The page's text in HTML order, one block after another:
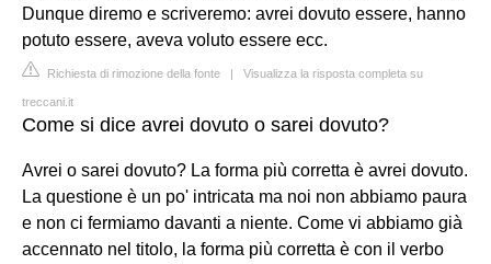
Dunque diremo e scriveremo: avrei dovuto essere, hanno
potuto essere, aveva voluto essere ecc.
Richiesta di rimozione della fonte | Visualizza la risposta completa su
treccani.it
Come si dice avrei dovuto o sarei dovuto?
Avrei o sarei dovuto? La forma più corretta è avrei dovuto.
La questione è un po' intricata ma noi non abbiamo paura
e non ci fermiamo davanti a niente. Come vi abbiamo già
accennato nel titolo, la forma più corretta è con il verbo